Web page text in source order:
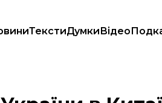
ТекстиДумкиВідео
евакуації українців з міста